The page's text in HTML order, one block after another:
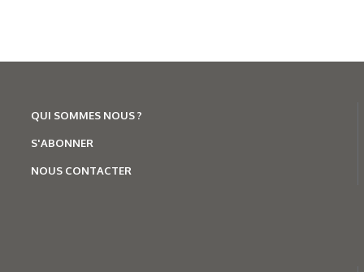
QUI SOMMES NOUS ?
S'ABONNER
NOUS CONTACTER